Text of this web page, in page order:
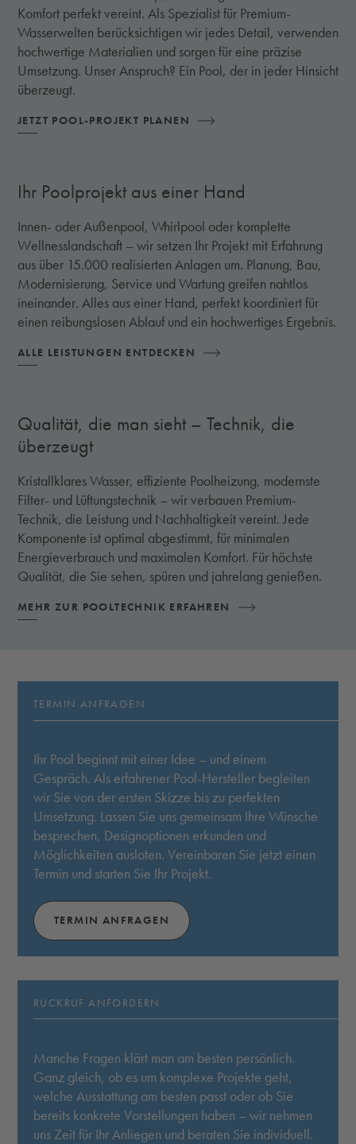
Komfort perfekt vereint. Als Spezialist für Premium-
Wasserwelten berücksichtigen wir jedes Detail, verwenden
hochwertige Materialien und sorgen für eine präzise
Umsetzung. Unser Anspruch? Ein Pool, der in jeder Hinsicht
überzeugt.
JETZT POOL-PROJEKT PLANEN
Ihr Poolprojekt aus einer Hand
Innen- oder Außenpool, Whirlpool oder komplette
Wellnesslandschaft – wir setzen Ihr Projekt mit Erfahrung
aus über 15.000 realisierten Anlagen um. Planung, Bau,
Modernisierung, Service und Wartung greifen nahtlos
ineinander. Alles aus einer Hand, perfekt koordiniert für
einen reibungslosen Ablauf und ein hochwertiges Ergebnis.
ALLE LEISTUNGEN ENTDECKEN
Qualität, die man sieht – Technik, die
überzeugt
Kristallklares Wasser, effiziente Poolheizung, modernste
Filter- und Lüftungstechnik – wir verbauen Premium-
Technik, die Leistung und Nachhaltigkeit vereint. Jede
Komponente ist optimal abgestimmt, für minimalen
Energieverbrauch und maximalen Komfort. Für höchste
Qualität, die Sie sehen, spüren und jahrelang genießen.
MEHR ZUR POOLTECHNIK ERFAHREN
TERMIN ANFRAGEN
Ihr Pool beginnt mit einer Idee – und einem
Gespräch. Als erfahrener Pool-Hersteller begleiten
wir Sie von der ersten Skizze bis zu perfekten
Umsetzung. Lassen Sie uns gemeinsam Ihre Wünsche
besprechen, Designoptionen erkunden und
Möglichkeiten ausloten. Vereinbaren Sie jetzt einen
Termin und starten Sie Ihr Projekt.
TERMIN ANFRAGEN
RÜCKRUF ANFORDERN
Manche Fragen klärt man am besten persönlich.
Ganz gleich, ob es um komplexe Projekte geht,
welche Ausstattung am besten passt oder ob Sie
bereits konkrete Vorstellungen haben – wir nehmen
uns Zeit für Ihr Anliegen und beraten Sie individuell.